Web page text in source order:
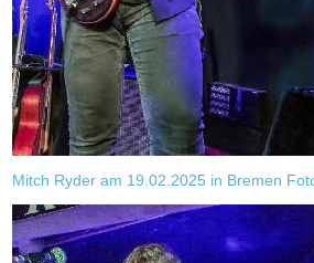
Mitch Ryder am 19.02.2025 in Bremen